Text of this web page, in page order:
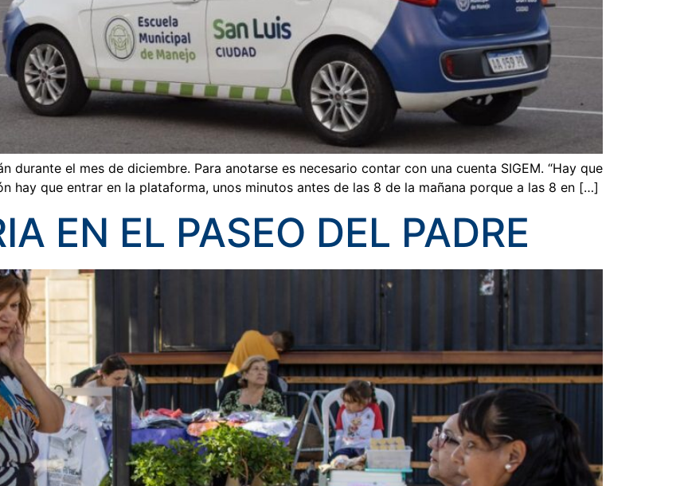
durante el mes de diciembre. Para anotarse es necesario contar con una cuenta SIGEM. “Hay que
hay que entrar en la plataforma, unos minutos antes de las 8 de la mañana porque a las 8 en […]
EN EL PASEO DEL PADRE